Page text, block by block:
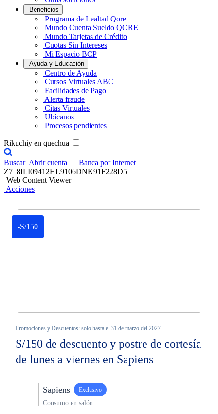
Beneficios
Programa de Lealtad Qore
Mundo Cuenta Sueldo QORE
Mundo Tarjetas de Crédito
Cuotas Sin Intereses
Mi Espacio BCP
Ayuda y Educación
Centro de Ayuda
Cursos Virtuales ABC
Facilidades de Pago
Alerta fraude
Citas Virtuales
Ubícanos
Procesos pendientes
Rikuchiy en quechua
Buscar Abrir cuenta
Banca por Internet
Z7_8ILI09412HL9106DNK91F228D5
Web Content Viewer
Acciones
-S/150
Promociones y Descuentos: solo hasta el 31 de marzo del 2027
S/150 de descuento y postre de cortesía
de lunes a viernes en Sapiens
Sapiens Exclusivo
Consumo en salón